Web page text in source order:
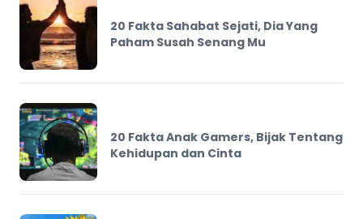
20 Fakta Sahabat Sejati, Dia Yang
Paham Susah Senang Mu
20 Fakta Anak Gamers, Bijak Tentang
Kehidupan dan Cinta